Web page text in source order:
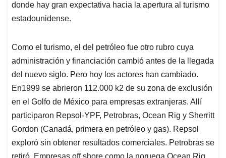
donde hay gran expectativa hacia la apertura al turismo
estadounidense.
Como el turismo, el del petróleo fue otro rubro cuya
administración y financiación cambió antes de la llegada
del nuevo siglo. Pero hoy los actores han cambiado.
En1999 se abrieron 112.000 k2 de su zona de exclusión
en el Golfo de México para empresas extranjeras. Allí
participaron Repsol-YPF, Petrobras, Ocean Rig y Sherritt
Gordon (Canadá, primera en petróleo y gas). Repsol
exploró sin obtener resultados comerciales. Petrobras se